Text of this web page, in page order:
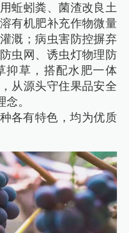
蚯蚓粪、菌渣改良土
有机肥补充作物微量
溉；病虫害防控摒弃
虫网、诱虫灯物理防
抑草，搭配水肥一体
从源头守住果品安全
。
各有特色，均为优质